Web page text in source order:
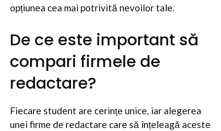
opțiunea cea mai potrivită nevoilor tale.
De ce este important să
compari firmele de
redactare?
Fiecare student are cerințe unice, iar alegerea
unei firme de redactare care să înțeleagă aceste